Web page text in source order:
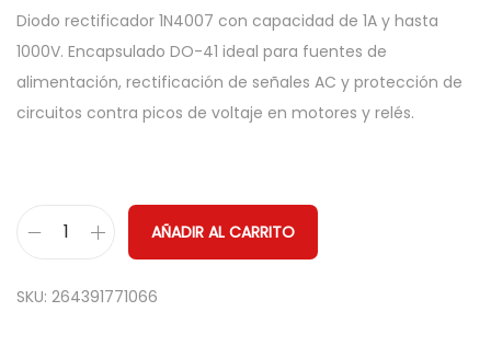
Diodo rectificador 1N4007 con capacidad de 1A y hasta
1000V. Encapsulado DO-41 ideal para fuentes de
alimentación, rectificación de señales AC y protección de
circuitos contra picos de voltaje en motores y relés.
o
AÑADIR AL CARRITO
SKU: 264391771066